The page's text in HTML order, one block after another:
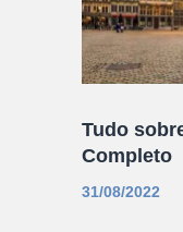
Tudo
Completo
31/08/2022